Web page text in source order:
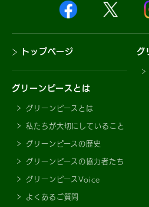
トップページ
グリーンピースとは
グリーンピースとは
私たちが大切にしていること
グリーンピースの歴史
グリーンピースの協力者たち
グリーンピースVoice
よくあるご質問
グ